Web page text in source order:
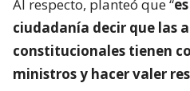
Al respecto, planteó que “
ciudadanía decir que las
constitucionales tienen
ministros y hacer valer